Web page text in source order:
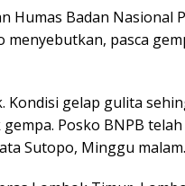
Humas Badan Nasional
pasca
Kondisi gelap gulita
Posko BNPB
Sutopo, Minggu malam.